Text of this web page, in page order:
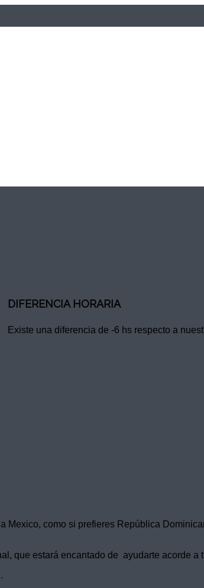
DIFERENCIA HORARIA
Existe una diferencia de -6 hs respecto a
Mexico, como si prefieres República
que estará encantado de ayudarte acorde a
.